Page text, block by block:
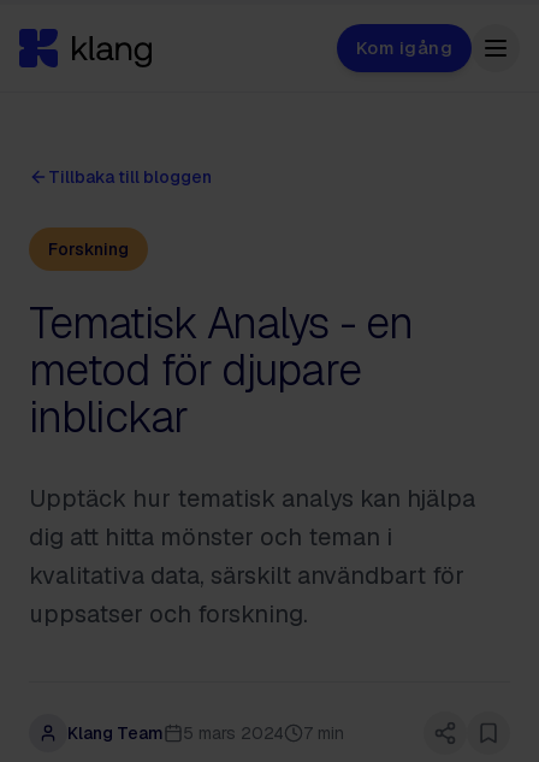
Kom igång
Tillbaka till bloggen
Forskning
Tematisk Analys - en
metod för djupare
inblickar
Upptäck hur tematisk analys kan hjälpa
dig att hitta mönster och teman i
kvalitativa data, särskilt användbart för
uppsatser och forskning.
Klang Team 5 mars 2024 7 min